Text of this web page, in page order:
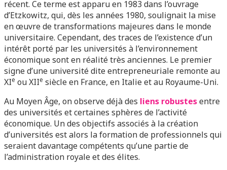
récent. Ce terme est apparu en 1983 dans l’ouvrage
d’Etzkowitz, qui, dès les années 1980, soulignait la mise
en œuvre de transformations majeures dans le monde
universitaire. Cependant, des traces de l’existence d’un
intérêt porté par les universités à l’environnement
économique sont en réalité très anciennes. Le premier
signe d’une université dite entrepreneuriale remonte au
XIe ou XIIe siècle en France, en Italie et au Royaume-Uni.
Au Moyen Âge, on observe déjà des liens robustesentre
des universités et certaines sphères de l’activité
économique. Un des objectifs associés à la création
d’universités est alors la formation de professionnels qui
seraient davantage compétents qu’une partie de
l’administration royale et des élites.